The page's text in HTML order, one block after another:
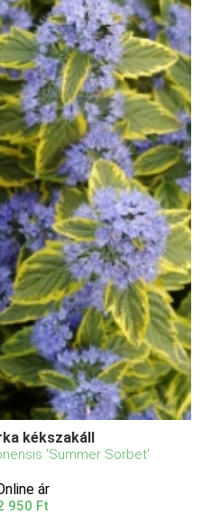
kékszakáll
'Summer Sorbet'
ár
950 Ft